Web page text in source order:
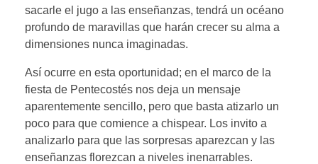
sacarle el jugo a las enseñanzas, tendrá un océano
profundo de maravillas que harán crecer su alma a
dimensiones nunca imaginadas.
Así ocurre en esta oportunidad; en el marco de la
fiesta de Pentecostés nos deja un mensaje
aparentemente sencillo, pero que basta atizarlo un
poco para que comience a chispear. Los invito a
analizarlo para que las sorpresas aparezcan y las
enseñanzas florezcan a niveles inenarrables.